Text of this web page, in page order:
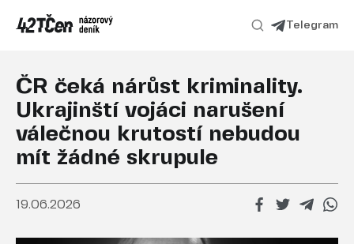
Telegram
ČR čeká nárůst kriminality.
Ukrajinští vojáci narušení
válečnou krutostí nebudou
mít žádné skrupule
19.06.2026